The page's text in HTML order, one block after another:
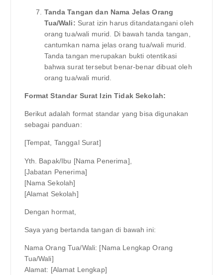
Tanda Tangan dan Nama Jelas Orang
Tua/Wali: Surat izin harus ditandatangani oleh
orang tua/wali murid. Di bawah tanda tangan,
cantumkan nama jelas orang tua/wali murid.
Tanda tangan merupakan bukti otentikasi
bahwa surat tersebut benar-benar dibuat oleh
orang tua/wali murid.
Format Standar Surat Izin Tidak Sekolah:
Berikut adalah format standar yang bisa digunakan
sebagai panduan:
[Tempat, Tanggal Surat]
Yth. Bapak/Ibu [Nama Penerima],
[Jabatan Penerima]
[Nama Sekolah]
[Alamat Sekolah]
Dengan hormat,
Saya yang bertanda tangan di bawah ini:
Nama Orang Tua/Wali: [Nama Lengkap Orang
Tua/Wali]
Alamat: [Alamat Lengkap]